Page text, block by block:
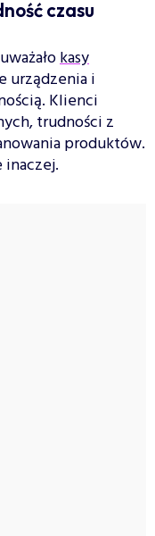
czasu
kasy
urządzenia i
Klienci
trudności z
produktów.
inaczej.